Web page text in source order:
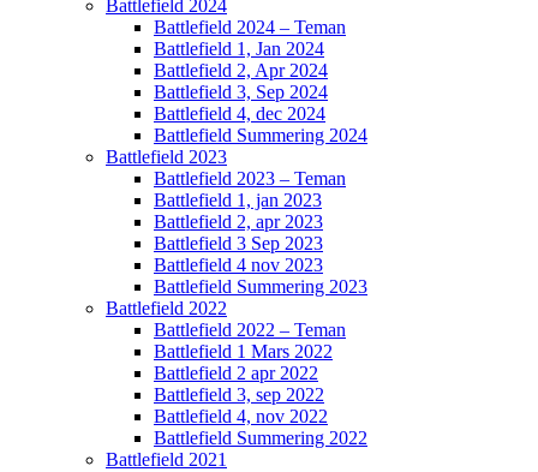
Battlefield 2024
Battlefield 2024 – Teman
Battlefield 1, Jan 2024
Battlefield 2, Apr 2024
Battlefield 3, Sep 2024
Battlefield 4, dec 2024
Battlefield Summering 2024
Battlefield 2023
Battlefield 2023 – Teman
Battlefield 1, jan 2023
Battlefield 2, apr 2023
Battlefield 3 Sep 2023
Battlefield 4 nov 2023
Battlefield Summering 2023
Battlefield 2022
Battlefield 2022 – Teman
Battlefield 1 Mars 2022
Battlefield 2 apr 2022
Battlefield 3, sep 2022
Battlefield 4, nov 2022
Battlefield Summering 2022
Battlefield 2021